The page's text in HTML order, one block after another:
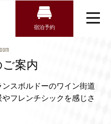
宿泊予約
案内
スボルドーのワイン街道
フレンチシックを感じさ
泊検索
券＋宿泊検索
決まりの方